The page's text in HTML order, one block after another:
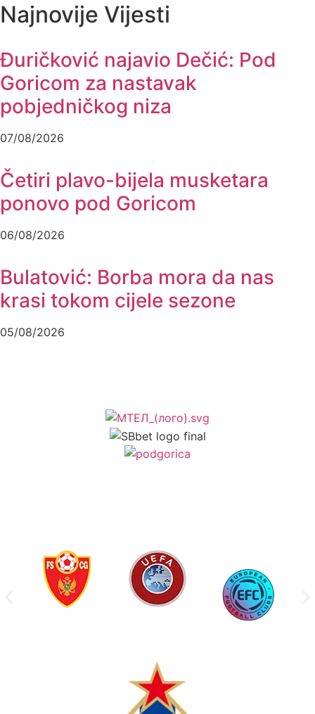
Najnovije Vijesti
Đuričković najavio Dečić: Pod
Goricom za nastavak
pobjedničkog niza
07/08/2026
Četiri plavo-bijela musketara
ponovo pod Goricom
06/08/2026
Bulatović: Borba mora da nas
krasi tokom cijele sezone
05/08/2026